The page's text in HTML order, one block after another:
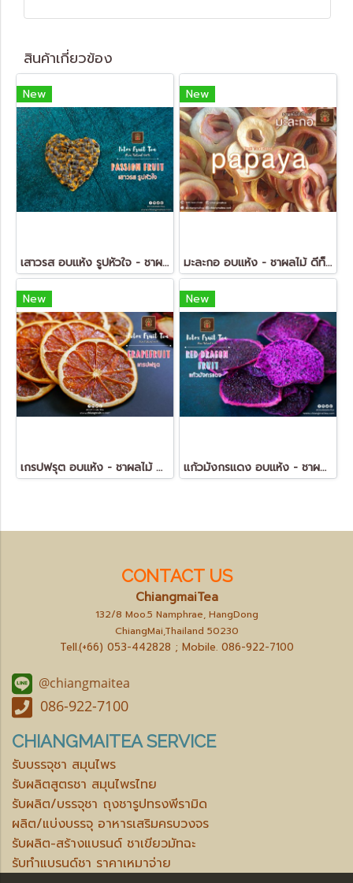
สินค้าเกี่ยวข้อง
New
เสาวรส อบแห้ง รูปหัวใจ - ชาผลไม้ ดีท็อกซ์ (Dried Passion Fruit - FruitTea Detox)
New
มะละกอ อบแห้ง - ชาผลไม้ ดีท็อกซ์ (Dried Papaya - FruitTea Detox)
New
เกรปฟรุต อบแห้ง - ชาผลไม้ ดีท็อกซ์ (Dried Grapefruit - FruitTea Detox)
New
แก้วมังกรแดง อบแห้ง - ชาผลไม้ ดีท็อกซ์ (Dried Red Dragon Fruit - FruitTea Detox)
CONTACT US
ChiangmaiTea
132/8 Moo.5 Namphrae, HangDong
ChiangMai,Thailand 50230
Tell.(+66) 053-442828 ; Mobile. 086-922-7100
@chiangmaitea
086-922-7100
CHIANGMAITEA SERVICE
รับบรรจุชา สมุนไพร
รับผลิตสูตรชา สมุนไพรไทย
รับผลิต/บรรจุชา ถุงชารูปทรงพีรามิด
ผลิต/แบ่งบรรจุ อาหารเสริมครบวงจร
รับผลิต-สร้างแบรนด์ ชาเขียวมัทฉะ
รับทำแบรนด์ชา ราคาเหมาจ่าย